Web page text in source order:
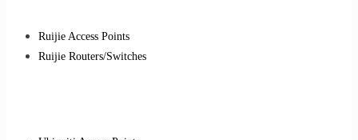
Ruijie Access Points
Ruijie Routers/Switches